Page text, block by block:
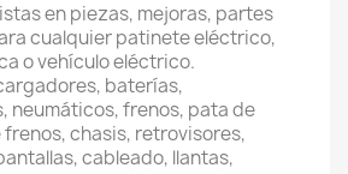
en piezas, mejoras, partes
cualquier patinete eléctrico,
o vehículo eléctrico.
baterías,
neumáticos, frenos, pata de
chasis, retrovisores,
cableado, llantas,